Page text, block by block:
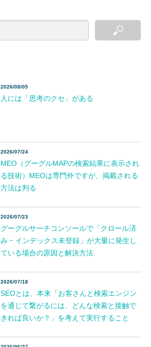
2026/08/05
人には「思考のクセ」がある
2026/07/24
MEO（グーグルMAPの検索結果に表示され
る技術）MEOは専門外ですが、掲載される
方法は判る
2026/07/23
グーグルサーチコンソールで「クロール済
み ｰ インデックス未登録」が大量に発生し
ている場合の原因と解決方法
2026/07/18
SEOとは、本来「お客さんと検索エンジン
を通じて繋がるには、どんな検索と接触で
きれば良いか？」を考えて実行すること